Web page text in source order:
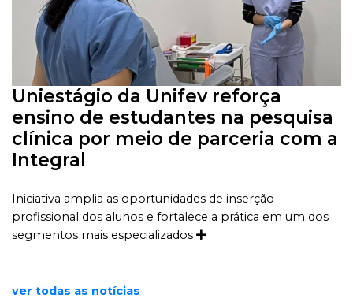
Uniestágio da Unifev reforça
ensino de estudantes na pesquisa
clínica por meio de parceria com a
Integral
Iniciativa amplia as oportunidades de inserção
profissional dos alunos e fortalece a prática em um dos
segmentos mais especializados
ver todas as notícias